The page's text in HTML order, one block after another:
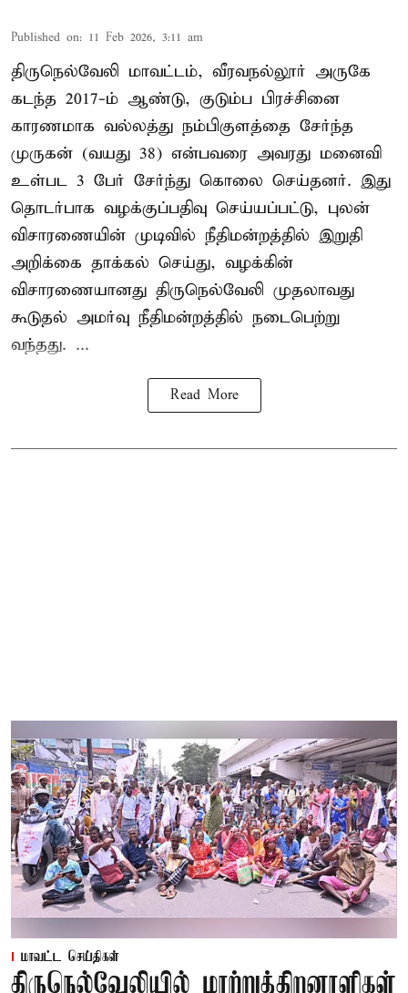
Published on: 11 Feb 2026, 3:11 am
திருநெல்வேலி மாவட்டம், வீரவநல்லூர் அருகே
கடந்த 2017-ம் ஆண்டு, குடும்ப பிரச்சினை
காரணமாக வல்லத்து நம்பிகுளத்தை சேர்ந்த
முருகன் (வயது 38) என்பவரை அவரது மனைவி
உள்பட 3 பேர் சேர்ந்து கொலை செய்தனர். இது
தொடர்பாக வழக்குப்பதிவு செய்யப்பட்டு, புலன்
விசாரணையின் முடிவில் நீதிமன்றத்தில் இறுதி
அறிக்கை தாக்கல் செய்து, வழக்கின்
விசாரணையானது திருநெல்வேலி முதலாவது
கூடுதல் அமர்வு நீதிமன்றத்தில் நடைபெற்று
வந்தது. ...
Read More
மாவட்ட செய்திகள்
திருநெல்வேலியில் மாற்றுத்திறனாளிகள்